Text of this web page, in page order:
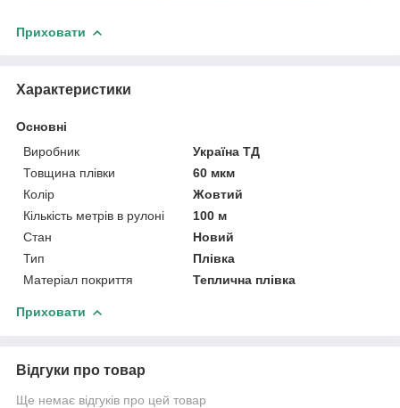
Приховати
Характеристики
Основні
Виробник
Україна ТД
Товщина плівки
60 мкм
Колір
Жовтий
Кількість метрів в рулоні
100 м
Стан
Новий
Тип
Плівка
Матеріал покриття
Теплична плівка
Приховати
Відгуки про товар
Ще немає відгуків про цей товар